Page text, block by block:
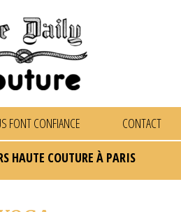
FONT CONFIANCE CONTACT
HAUTE COUTURE À PARIS